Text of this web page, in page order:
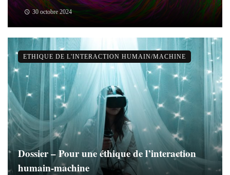
30 octobre 2024
Dossier – Pour une éthique de l’interaction
humain-machine
ETHIQUE DE L'INTERACTION HUMAIN/MACHINE